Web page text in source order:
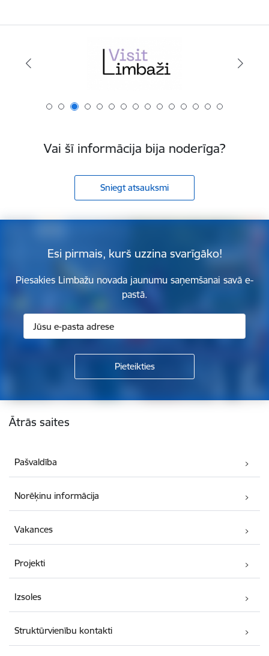
Vai šī informācija bija noderīga?
Sniegt atsauksmi
Esi pirmais, kurš uzzina svarīgāko!
Piesakies Limbažu novada jaunumu saņemšanai savā e-
pastā.
Kājene
Ātrās saites
Pašvaldība
Norēķinu informācija
Vakances
Projekti
Izsoles
Struktūrvienību kontakti